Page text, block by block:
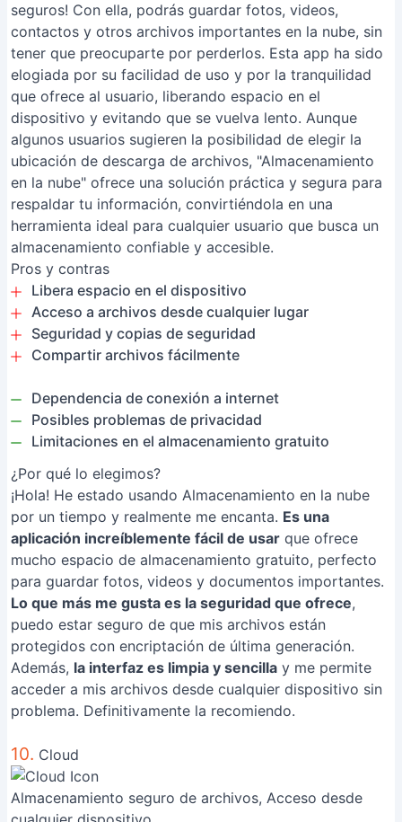
seguros! Con ella, podrás guardar fotos, videos,
contactos y otros archivos importantes en la nube, sin
tener que preocuparte por perderlos. Esta app ha sido
elogiada por su facilidad de uso y por la tranquilidad
que ofrece al usuario, liberando espacio en el
dispositivo y evitando que se vuelva lento. Aunque
algunos usuarios sugieren la posibilidad de elegir la
ubicación de descarga de archivos, "Almacenamiento
en la nube" ofrece una solución práctica y segura para
respaldar tu información, convirtiéndola en una
herramienta ideal para cualquier usuario que busca un
almacenamiento confiable y accesible.
Pros y contras
Libera espacio en el dispositivo
Acceso a archivos desde cualquier lugar
Seguridad y copias de seguridad
Compartir archivos fácilmente
Dependencia de conexión a internet
Posibles problemas de privacidad
Limitaciones en el almacenamiento gratuito
¿Por qué lo elegimos?
¡Hola! He estado usando Almacenamiento en la nube
por un tiempo y realmente me encanta. Es una
aplicación increíblemente fácil de usar que ofrece
mucho espacio de almacenamiento gratuito, perfecto
para guardar fotos, videos y documentos importantes.
Lo que más me gusta es la seguridad que ofrece,
puedo estar seguro de que mis archivos están
protegidos con encriptación de última generación.
Además, la interfaz es limpia y sencilla y me permite
acceder a mis archivos desde cualquier dispositivo sin
problema. Definitivamente la recomiendo.
10. Cloud
Almacenamiento seguro de archivos, Acceso desde